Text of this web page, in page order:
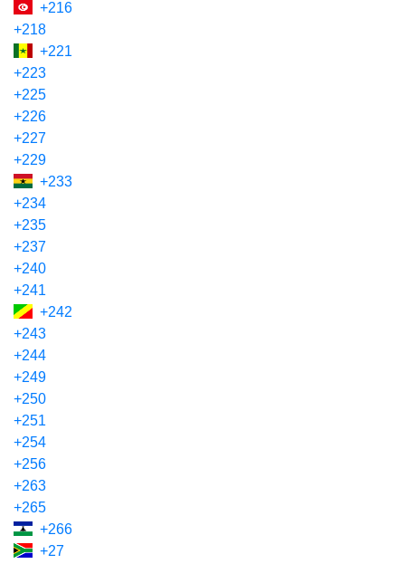
+216
+218
+221
+223
+225
+226
+227
+229
+233
+234
+235
+237
+240
+241
+242
+243
+244
+249
+250
+251
+254
+256
+263
+265
+266
+27